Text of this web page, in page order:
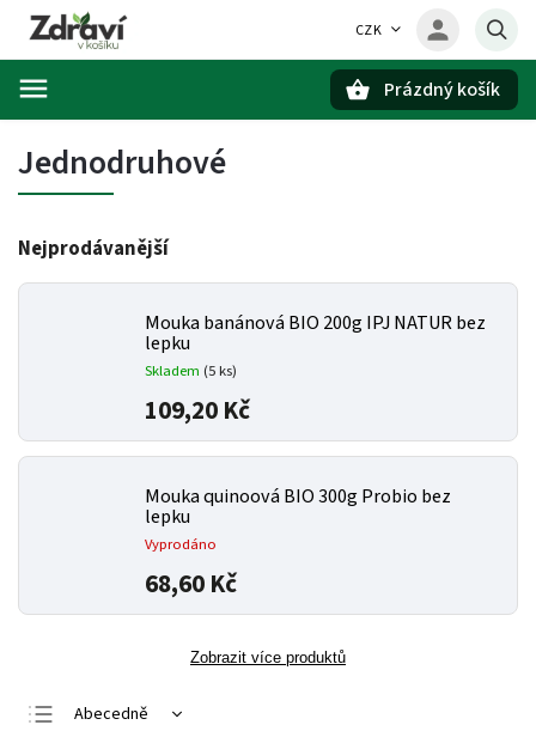
CZK
Prázdný košík
Jednodruhové
Nejprodávanější
Mouka banánová BIO 200g IPJ NATUR bez
lepku
Skladem (5 ks)
109,20 Kč
Mouka quinoová BIO 300g Probio bez
lepku
Vyprodáno
68,60 Kč
Zobrazit více produktů
Abecedně